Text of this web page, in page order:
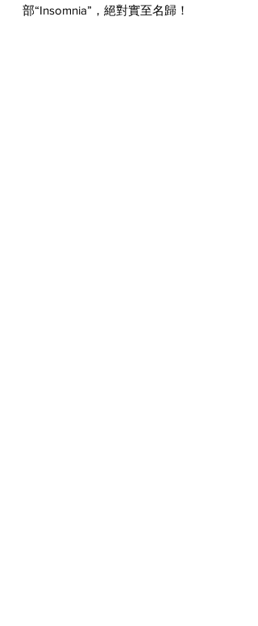
部“Insomnia”，絕對實至名歸！